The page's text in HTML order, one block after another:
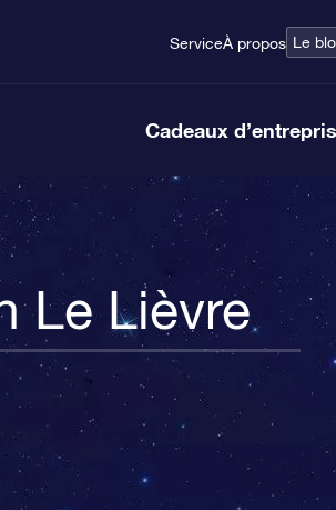
ServiceÀ propos Le
Cadeaux
Le Lièvre